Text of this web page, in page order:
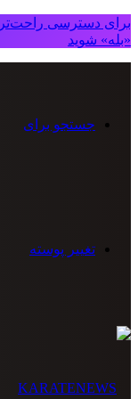
برای دسترسی راحت‌تر
«بله» شوید
جستجو برای
تغییر پوسته